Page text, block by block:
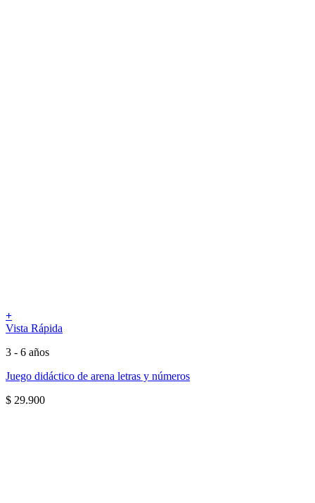
+
Vista Rápida
3 - 6 años
Juego didáctico de arena letras y números
$ 29.900